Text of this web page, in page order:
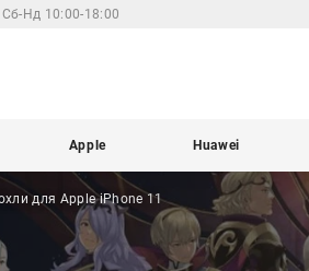
Нд 10:00-18:00
Apple Huawei
для AppleiPhone 11